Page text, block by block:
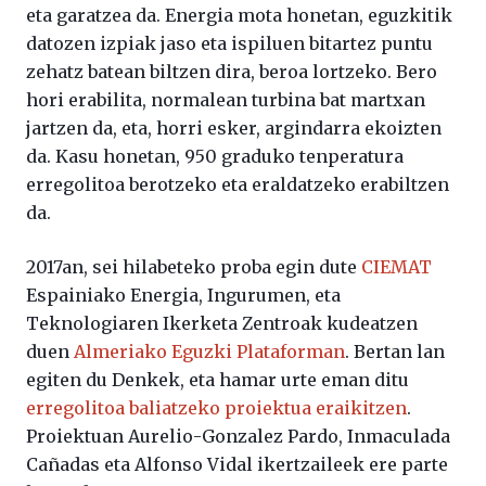
eta garatzea da. Energia mota honetan, eguzkitik
datozen izpiak jaso eta ispiluen bitartez puntu
zehatz batean biltzen dira, beroa lortzeko. Bero
hori erabilita, normalean turbina bat martxan
jartzen da, eta, horri esker, argindarra ekoizten
da. Kasu honetan, 950 graduko tenperatura
erregolitoa berotzeko eta eraldatzeko erabiltzen
da.
2017an, sei hilabeteko proba egin dute CIEMAT
Espainiako Energia, Ingurumen, eta
Teknologiaren Ikerketa Zentroak kudeatzen
duen Almeriako Eguzki Plataforman. Bertan lan
egiten du Denkek, eta hamar urte eman ditu
erregolitoa baliatzeko proiektua eraikitzen.
Proiektuan Aurelio-Gonzalez Pardo, Inmaculada
Cañadas eta Alfonso Vidal ikertzaileek ere parte